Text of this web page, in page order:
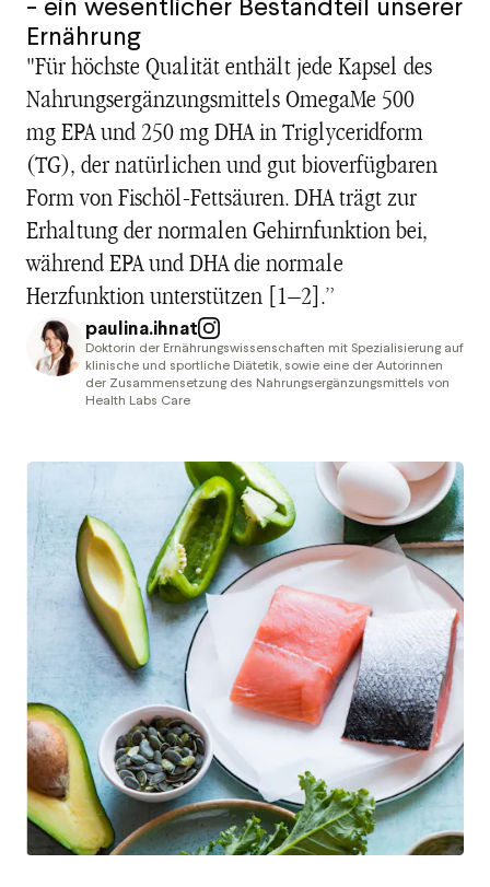
Ernährung
"Für höchste Qualität enthält jede Kapsel des
Nahrungsergänzungsmittels OmegaMe 500
mg EPA und 250 mg DHA in Triglyceridform
(TG), der natürlichen und gut bioverfügbaren
Form von Fischöl-Fettsäuren. DHA trägt zur
Erhaltung der normalen Gehirnfunktion bei,
während EPA und DHA die normale
Herzfunktion unterstützen [1–2].”
paulina.ihnat
Doktorin der Ernährungswissenschaften mit Spezialisierung auf
klinische und sportliche Diätetik, sowie eine der Autorinnen
der Zusammensetzung des Nahrungsergänzungsmittels von
Health Labs Care